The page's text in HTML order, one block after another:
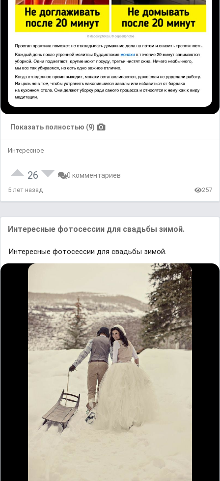
Показать полностью (9)
Интересное
26 0 комментариев
5 лет назад 257
Интересные фотосессии для свадьбы зимой.
Интересные фотосессии для свадьбы зимой.